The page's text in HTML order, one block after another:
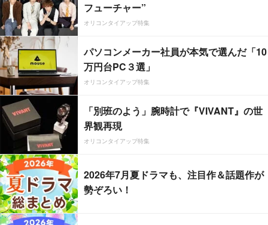
フューチャー”
オリコンタイアップ特集
パソコンメーカー社員が本気で選んだ「10
万円台PC３選」
オリコンタイアップ特集
「別班のよう」腕時計で『VIVANT』の世
界観再現
オリコンタイアップ特集
2026年7月夏ドラマも、注目作＆話題作が
勢ぞろい！